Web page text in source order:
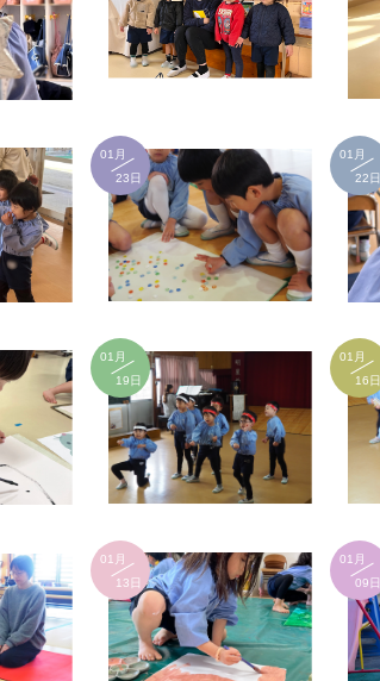
01月
23日
01月
22日
01月
19日
01月
16日
01月
13日
01月
09日